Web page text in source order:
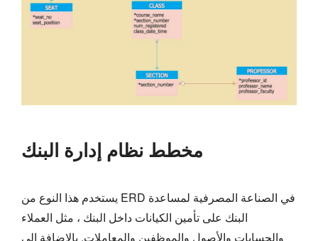
مخطط نظام إدارة البنك
يستخدم هذا النوع من ERD في الصناعة المصرفية لمساعدة
البنك على تأمين الكيانات داخل البنك ، مثل العملاء
والحسابات والأصول والموظفين والمعاملات. بالإضافة إلى